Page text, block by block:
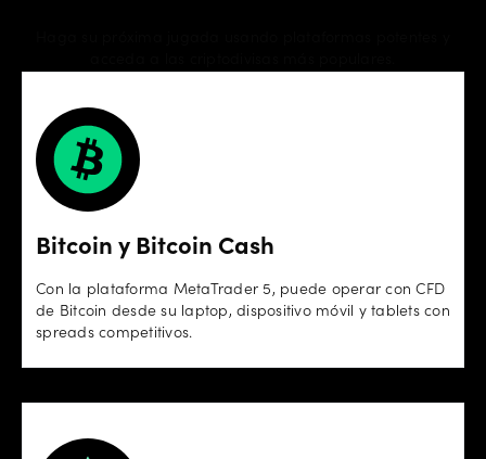
Bitcoin y Bitcoin Cash
Con la plataforma MetaTrader 5, puede operar con CFD
de Bitcoin desde su laptop, dispositivo móvil y tablets con
spreads competitivos.